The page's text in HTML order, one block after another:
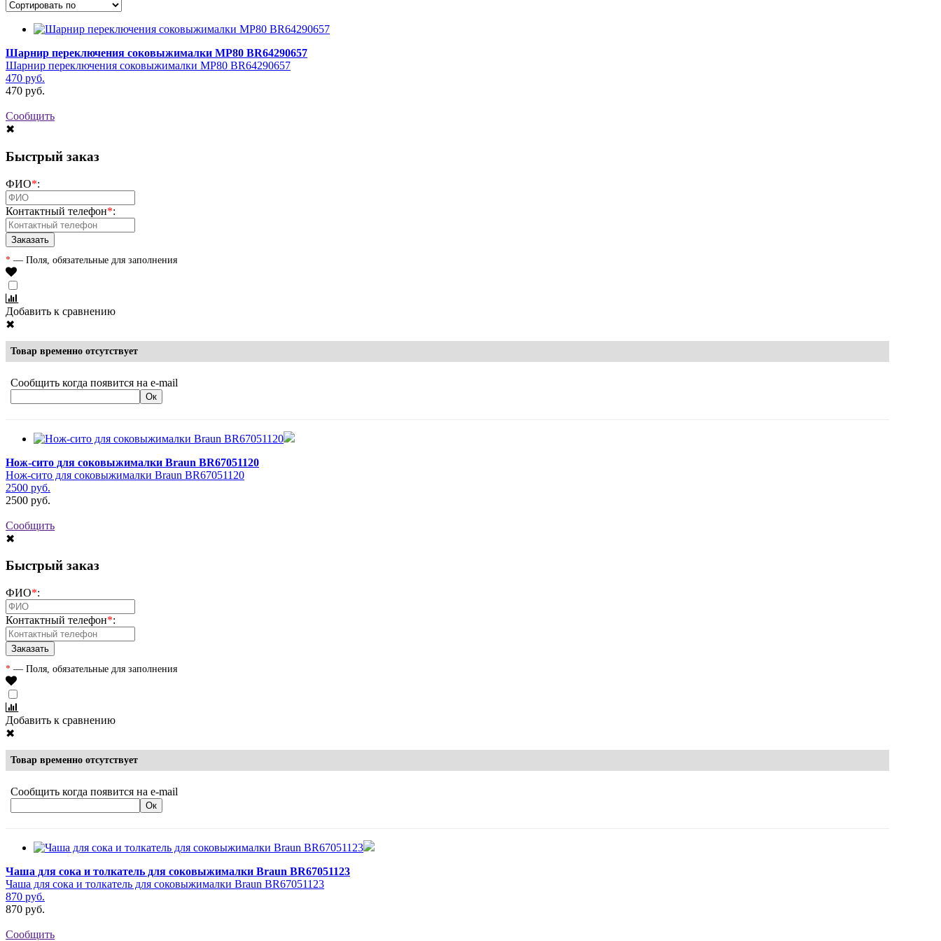
Шарнир переключения соковыжималки MP80 BR64290657
Шарнир переключения соковыжималки MP80 BR64290657
470 руб.
470 руб.
Сообщить
✖
Быстрый заказ
ФИО*:
Контактный телефон*:
* — Поля, обязательные для заполнения
Добавить к сравнению
✖
Товар временно отсутствует
Сообщить когда появится на e-mail
Нож-сито для соковыжималки Braun BR67051120
Нож-сито для соковыжималки Braun BR67051120
2500 руб.
2500 руб.
Сообщить
✖
Быстрый заказ
ФИО*:
Контактный телефон*:
* — Поля, обязательные для заполнения
Добавить к сравнению
✖
Товар временно отсутствует
Сообщить когда появится на e-mail
Чаша для сока и толкатель для соковыжималки Braun BR67051123
Чаша для сока и толкатель для соковыжималки Braun BR67051123
870 руб.
870 руб.
Сообщить